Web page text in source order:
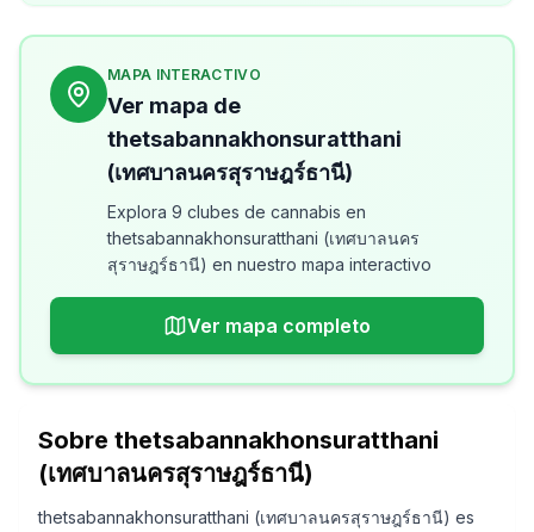
MAPA INTERACTIVO
Ver mapa de
thetsabannakhonsuratthani
(เทศบาลนครสุราษฎร์ธานี)
Explora 9 clubes de cannabis en
thetsabannakhonsuratthani (เทศบาลนคร
สุราษฎร์ธานี) en nuestro mapa interactivo
Ver mapa completo
Sobre thetsabannakhonsuratthani
(เทศบาลนครสุราษฎร์ธานี)
thetsabannakhonsuratthani (เทศบาลนครสุราษฎร์ธานี) es